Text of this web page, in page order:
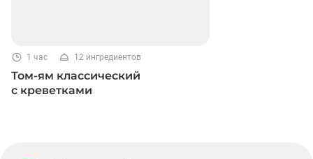
1 час 12 ингредиентов
Том-ям классический
с креветками